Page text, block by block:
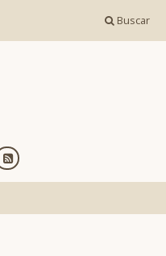
Buscar